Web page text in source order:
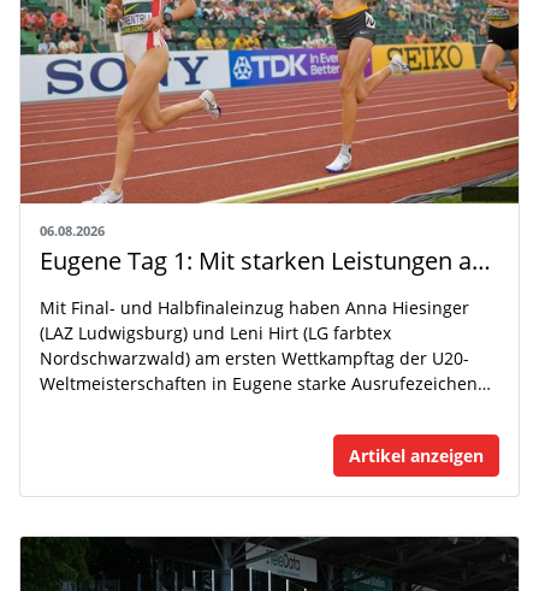
06.08.2026
Eugene Tag 1: Mit starken Leistungen auf der WM-Bühne
Mit Final- und Halbfinaleinzug haben Anna Hiesinger
(LAZ Ludwigsburg) und Leni Hirt (LG farbtex
Nordschwarzwald) am ersten Wettkampftag der U20-
Weltmeisterschaften in Eugene starke Ausrufezeichen…
Artikel anzeigen